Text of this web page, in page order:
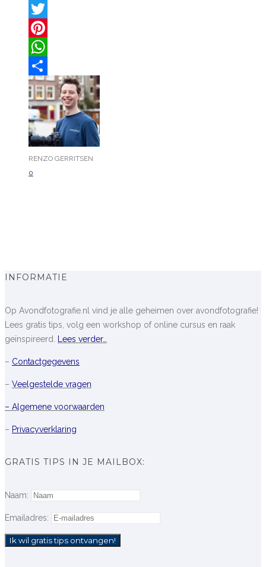
Facebook
Twitter
Pinterest
WhatsApp
Delen
RENZO GERRITSEN
0
INFORMATIE
Op Avondfotografie.nl vind je alle geheimen over avondfotografie!
Lees gratis tips, volg een workshop of online cursus en raak
geïnspireerd.
Lees verder…
– Contactgegevens
– Veelgestelde vragen
– Algemene voorwaarden
– Privacyverklaring
GRATIS TIPS IN JE MAILBOX:
Naam:
Emailadres: